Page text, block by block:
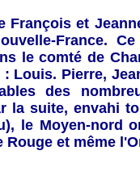
François et
France.
le comté de
Louis. Pierre,
des
la suite, envahi
le Moyen-nord
et même